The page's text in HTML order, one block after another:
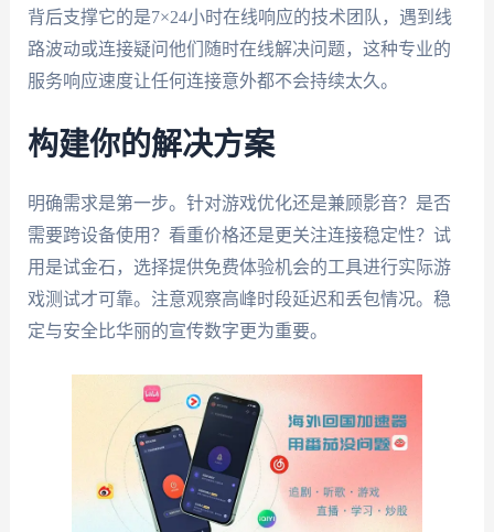
背后支撑它的是7×24小时在线响应的技术团队，遇到线
路波动或连接疑问他们随时在线解决问题，这种专业的
服务响应速度让任何连接意外都不会持续太久。
构建你的解决方案
明确需求是第一步。针对游戏优化还是兼顾影音？是否
需要跨设备使用？看重价格还是更关注连接稳定性？试
用是试金石，选择提供免费体验机会的工具进行实际游
戏测试才可靠。注意观察高峰时段延迟和丢包情况。稳
定与安全比华丽的宣传数字更为重要。